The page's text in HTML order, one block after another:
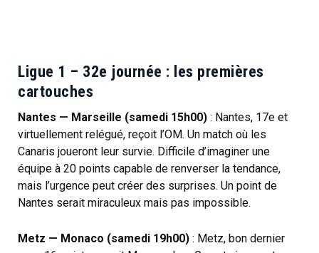
Ligue 1 – 32e journée : les premières
cartouches
Nantes — Marseille (samedi 15h00) : Nantes, 17e et
virtuellement relégué, reçoit l’OM. Un match où les
Canaris joueront leur survie. Difficile d’imaginer une
équipe à 20 points capable de renverser la tendance,
mais l’urgence peut créer des surprises. Un point de
Nantes serait miraculeux mais pas impossible.
Metz — Monaco (samedi 19h00) : Metz, bon dernier